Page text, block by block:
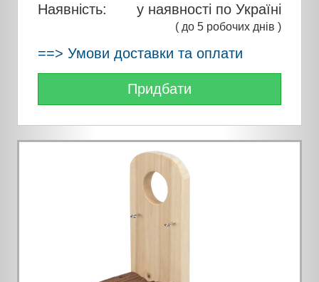
Наявність:
у наявності по Україні
( до 5 робочих днів )
==> Умови доставки та оплати
Придбати